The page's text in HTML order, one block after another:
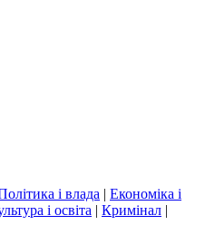
і влада | Економіка і
і освіта | Кримінал |